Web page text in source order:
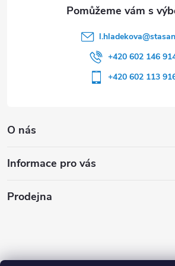
O nás
Informace pro vás
l.hladekova@
+420 602 146
+420 602 113
Prodejna